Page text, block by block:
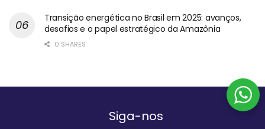
Transição energética no Brasil em 2025: avanços,
desafios e o papel estratégico da Amazônia
0 SHARES
Siga-nos